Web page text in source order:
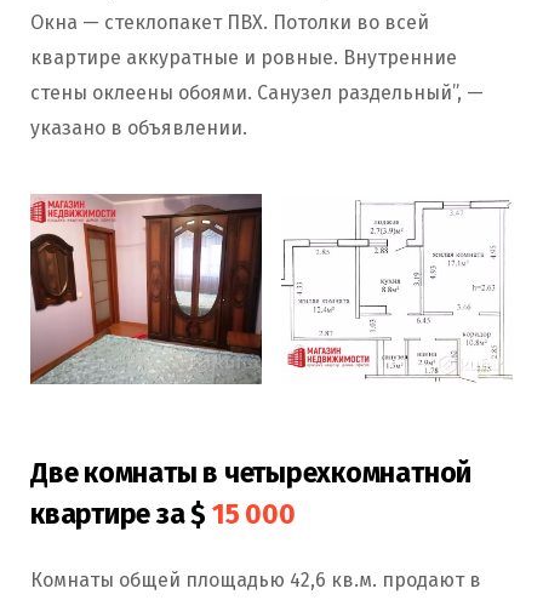
Окна — стеклопакет ПВХ. Потолки во всей
квартире аккуратные и ровные. Внутренние
стены оклеены обоями. Санузел раздельный”, —
указано в объявлении.
Две комнаты в четырехкомнатной
квартире за $ 15 000
Комнаты общей площадью 42,6 кв.м. продают в